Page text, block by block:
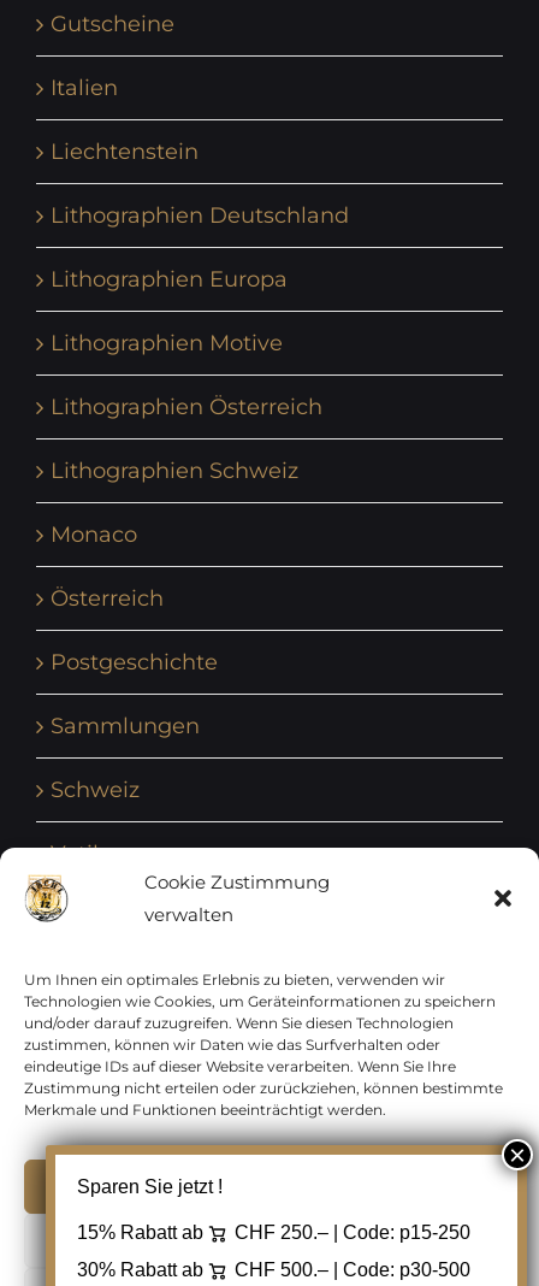
Cookie Zustimmung
verwalten
Um Ihnen ein optimales Erlebnis zu bieten, verwenden wir
Technologien wie Cookies, um Geräteinformationen zu speichern
und/oder darauf zuzugreifen. Wenn Sie diesen Technologien
zustimmen, können wir Daten wie das Surfverhalten oder
eindeutige IDs auf dieser Website verarbeiten. Wenn Sie Ihre
Zustimmung nicht erteilen oder zurückziehen, können bestimmte
Merkmale und Funktionen beeinträchtigt werden.
Ablehnen
Gutscheine
Italien
Liechtenstein
Lithographien Deutschland
Lithographien Europa
Lithographien Motive
Lithographien Österreich
Lithographien Schweiz
Monaco
Österreich
Postgeschichte
Sammlungen
Schweiz
Vatikan
Vereinte Nationen
Vorphilatelie
Zensurbelege Österreich
Zensurbelege Schweiz
Copyright 2012 - 2024 URAY GmbH | All Rights
Reserved |
PCI Data Security Standards |
Sparen Sie jetzt !
15% Rabatt ab CHF 250.– | Code: p15-250
30% Rabatt ab
CHF 500.– | Code: p30-500